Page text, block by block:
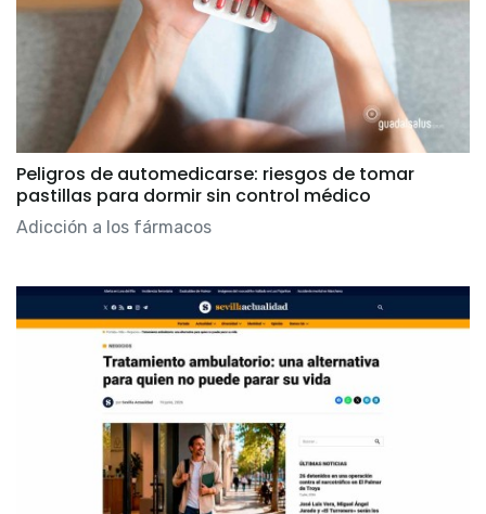
Peligros de automedicarse: riesgos de tomar
pastillas para dormir sin control médico
Adicción a los fármacos